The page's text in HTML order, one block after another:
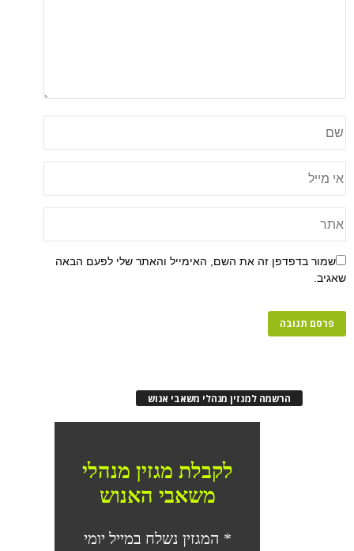
שמור בדפדפן זה את השם, האימייל והאתר שלי לפעם הבאה
שאגיב.
הרשמה למגזין מנהלי משאבי אנוש